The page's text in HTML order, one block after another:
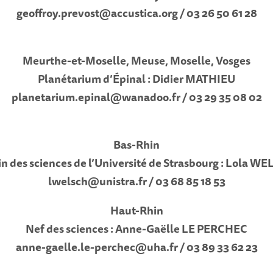
geoffroy.prevost@accustica.org / 03 26 50 61 28
Meurthe-et-Moselle, Meuse, Moselle, Vosges
Planétarium d’Épinal : Didier MATHIEU
planetarium.epinal@wanadoo.fr / 03 29 35 08 02
Bas-Rhin
des sciences de l’Université de Strasbourg : Lola
lwelsch@unistra.fr / 03 68 85 18 53
Haut-Rhin
Nef des sciences : Anne-Gaëlle LE PERCHEC
anne-gaelle.le-perchec@uha.fr / 03 89 33 62 23